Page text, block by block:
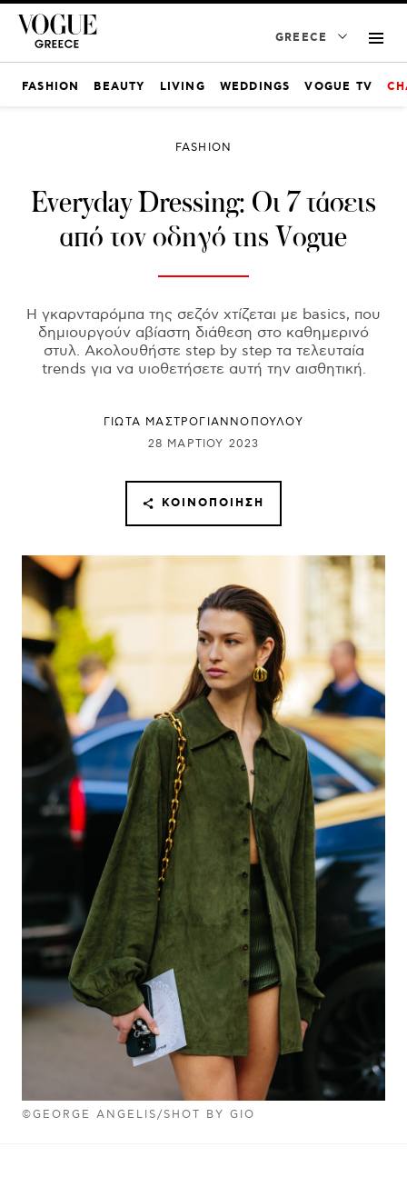
GREECE
FASHION BEAUTY LIVING WEDDINGS VOGUE TV
©GEORGE ANGELIS/SHOT BY GIO
FASHION
Everyday Dressing: Οι 7 τάσεις
από τον οδηγό της Vogue
Η γκαρνταρόμπα της σεζόν χτίζεται με basics, που
δημιουργούν αβίαστη διάθεση στο καθημερινό
στυλ. Ακολουθήστε step by step τα τελευταία
trends για να υιοθετήσετε αυτή την αισθητική.
ΓΙΩΤΑ ΜΑΣΤΡΟΓΙΑΝΝΟΠΟΥΛΟΥ
28 ΜΑΡΤΊΟΥ 2023
ΚΟΙΝΟΠΟΊΗΣΗ